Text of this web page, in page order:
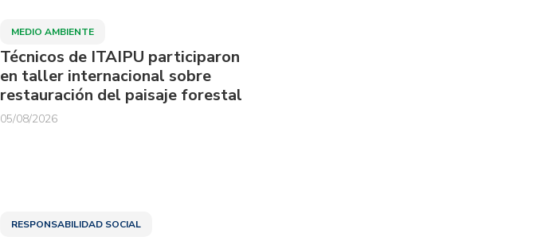
MEDIO AMBIENTE
Técnicos de ITAIPU participaron
en taller internacional sobre
restauración del paisaje forestal
05/08/2026
RESPONSABILIDAD SOCIAL